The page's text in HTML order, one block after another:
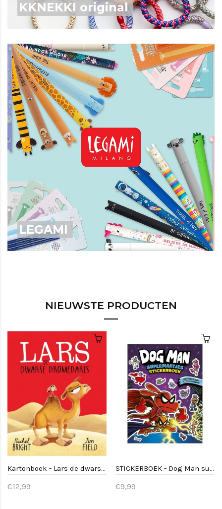
KKNEKKI original
LEGAMI
NIEUWSTE PRODUCTEN
Kartonboek - Lars de dwarse dromedaris
€12,99
STICKERBOEK - Dog Man supermaatjes
€9,99